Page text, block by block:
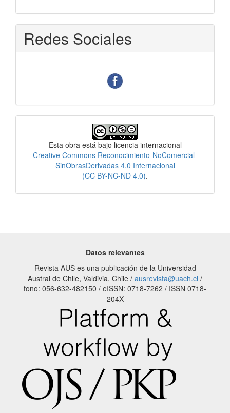
Redes Sociales
Esta obra está bajo licencia internacional
Creative Commons Reconocimiento-NoComercial-
SinObrasDerivadas 4.0 Internacional
(CC BY-NC-ND 4.0).
Datos relevantes
Revista AUS es una publicación de la Universidad
Austral de Chile, Valdivia, Chile / ausrevista@uach.cl /
fono: 056-632-482150 / eISSN: 0718-7262 / ISSN 0718-
204X